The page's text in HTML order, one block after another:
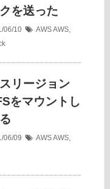
を送った
06/10 AWSAWS,
リージョン
をマウントし
09 AWSAWS,